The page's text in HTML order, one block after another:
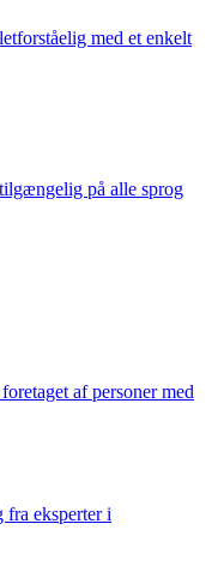
med et enkelt
på alle sprog
af personer med
eksperter i